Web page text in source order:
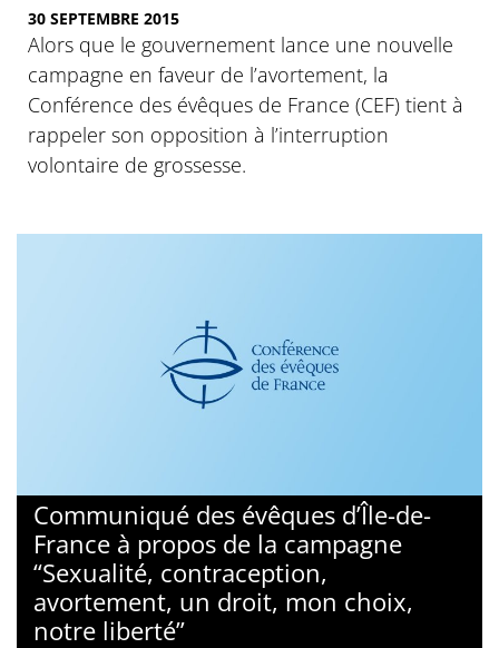
30 SEPTEMBRE 2015
Alors que le gouvernement lance une nouvelle
campagne en faveur de l’avortement, la
Conférence des évêques de France (CEF) tient à
rappeler son opposition à l’interruption
volontaire de grossesse.
Communiqué des évêques d’Île-de-
France à propos de la campagne
“Sexualité, contraception,
avortement, un droit, mon choix,
notre liberté”